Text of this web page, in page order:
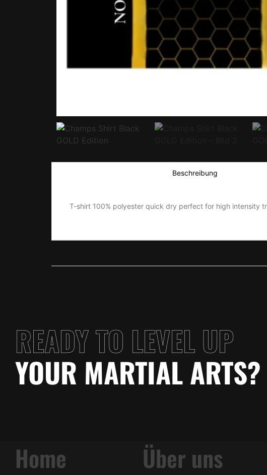
Beschreibung
T-shirt 100% polyester quick dry perfect for high intensity
READY TO LEVEL UP
YOUR MARTIAL ARTS?
Home Über uns